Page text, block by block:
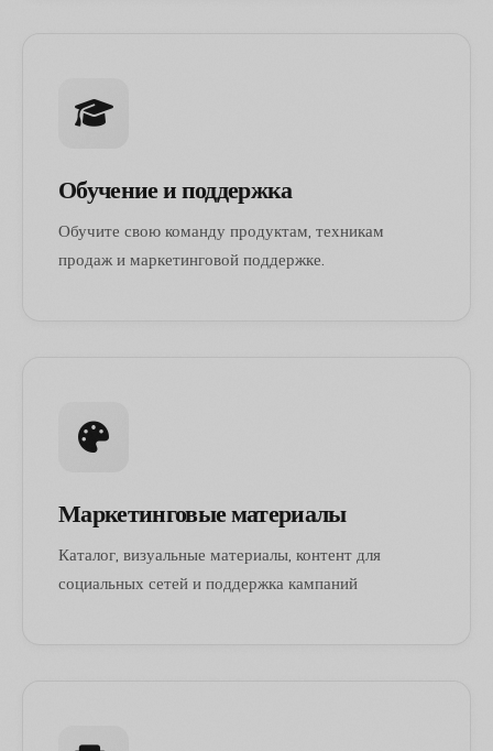
Обучение и поддержка
Обучите свою команду продуктам, техникам
продаж и маркетинговой поддержке.
Маркетинговые материалы
Каталог, визуальные материалы, контент для
социальных сетей и поддержка кампаний